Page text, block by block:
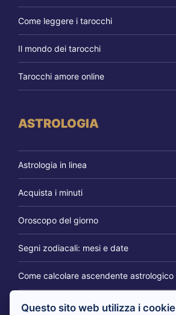
Come leggere i tarocchi
Il mondo dei tarocchi
Tarocchi amore online
ASTROLOGIA
Astrologia in linea
Acquista i minuti
Oroscopo del giorno
Segni zodiacali: mesi e date
Come calcolare ascendente astrologico
Questo sito web utilizza i cookie